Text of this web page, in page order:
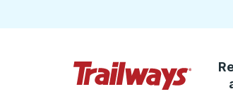
Saltar al contenido principal